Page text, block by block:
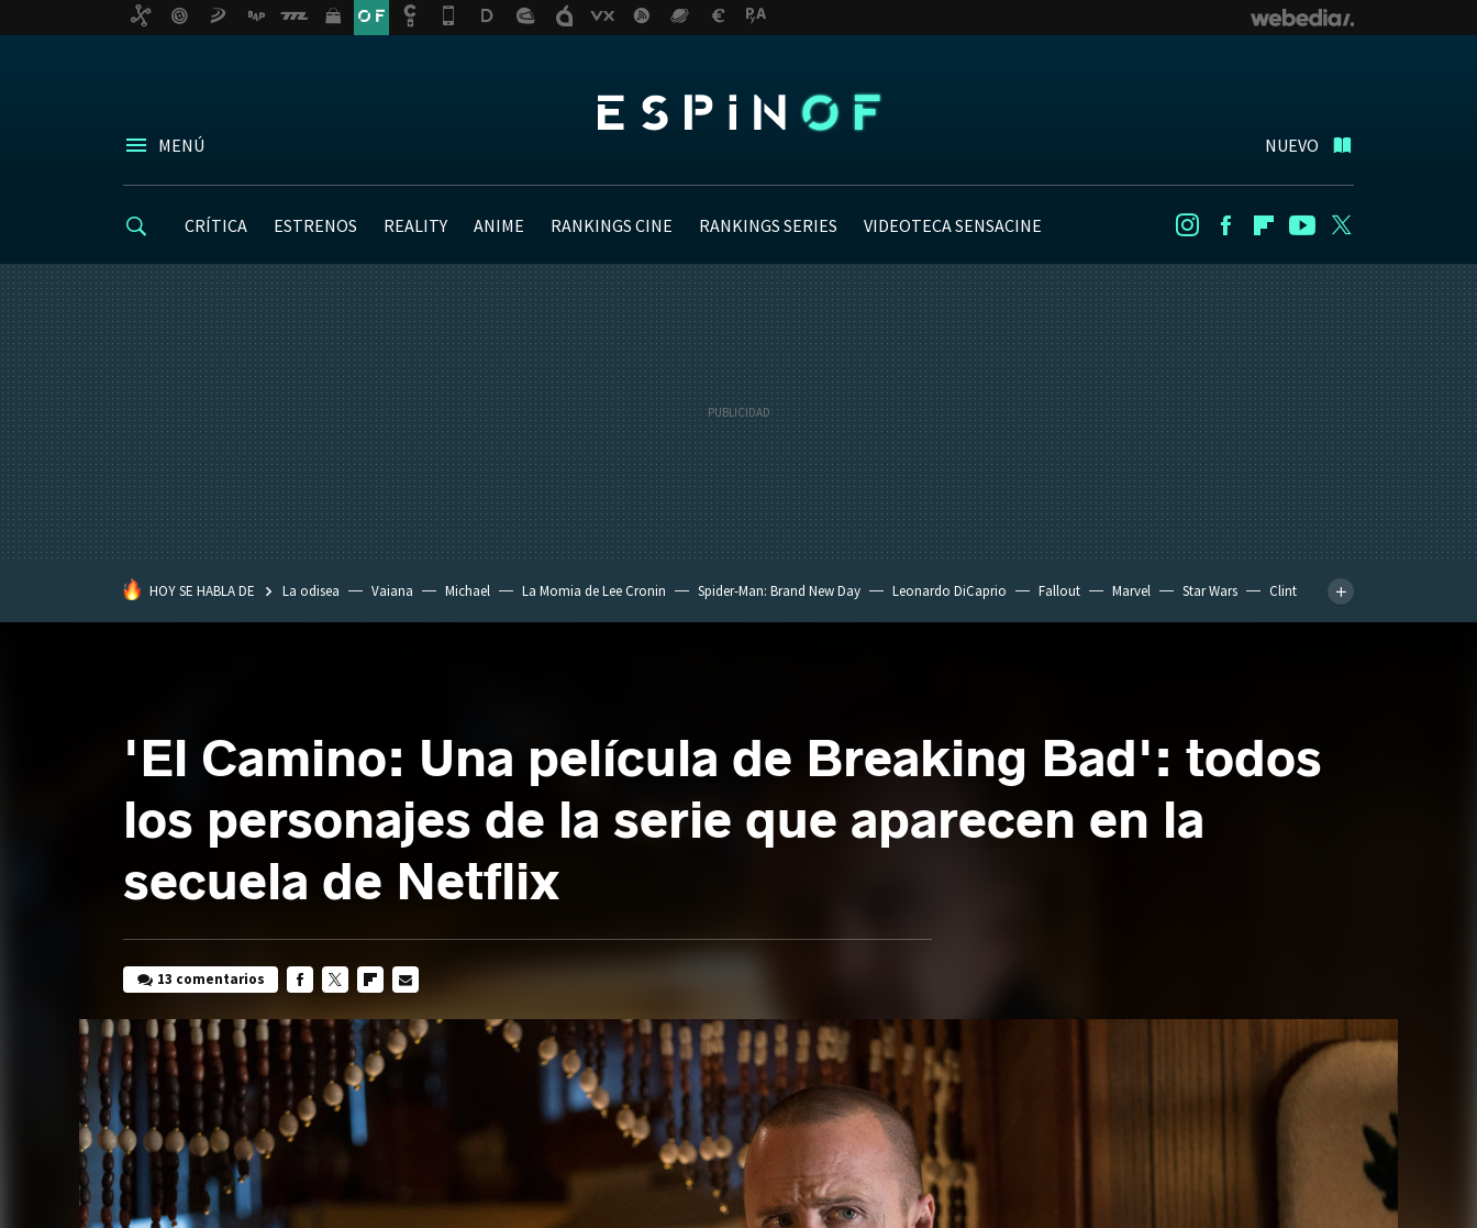
MENÚ NUEVO
CRÍTICA ESTRENOS REALITY ANIME RANKINGS CINE RANKINGS SERIES VIDEOTECA SENSACINE InstagramFacebookFlipboard
Youtube
HOY SE HABLA DE La odisea Vaiana Michael La Momia de Lee Cronin Spider-Man: Brand New Day Leonardo DiCaprio Fallout Marvel Star Wars
Clint
'El Camino: Una película de Breaking Bad': todos
los personajes de la serie que aparecen en la
secuela de Netflix
13 comentarios
MAIL